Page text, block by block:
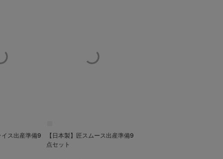
ス出産準備9
【日本製】匠スムース出産準備9
点セット